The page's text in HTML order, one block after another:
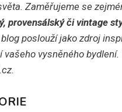
Zaměřujeme se
provensálský či vintage
poslouží jako zdroj
vašeho vysněného bydlení.